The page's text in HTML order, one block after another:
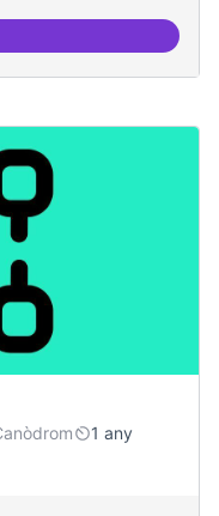
participatiu
1 any